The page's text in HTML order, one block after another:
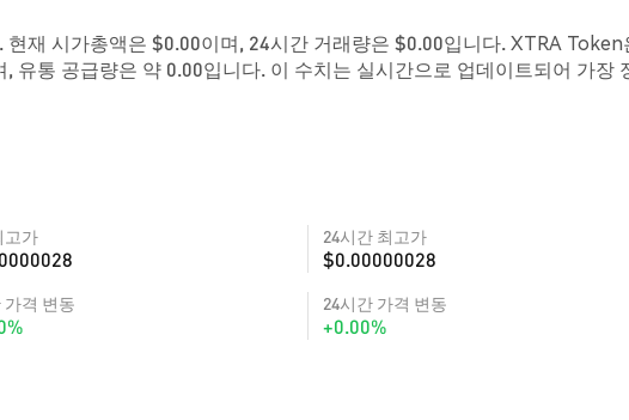
재 시가총액은 $0.00이며, 24시간 거래량은 $0.00입니다. XTRA Token
, 유통 공급량은 약 0.00입니다. 이 수치는 실시간으로 업데이트되어 가장
고가 24시간 최고가
$0.00000028
가격 변동 24시간 가격 변동
+0.00%